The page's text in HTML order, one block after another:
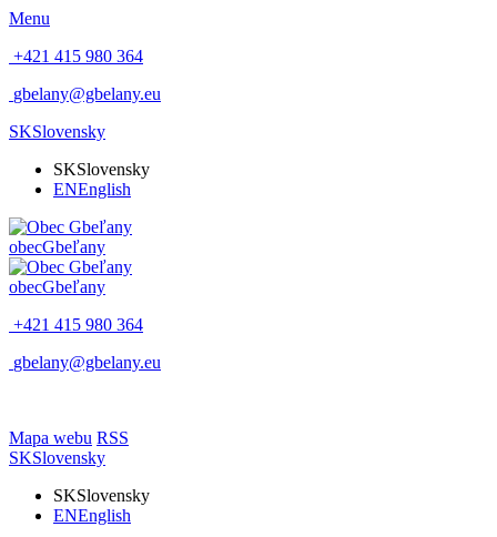
Menu
+421 415 980 364
gbelany@gbelany.eu
SKSlovensky
SKSlovensky
ENEnglish
obecGbeľany
obecGbeľany
+421 415 980 364
gbelany@gbelany.eu
Mapa webu RSS
SKSlovensky
SKSlovensky
ENEnglish